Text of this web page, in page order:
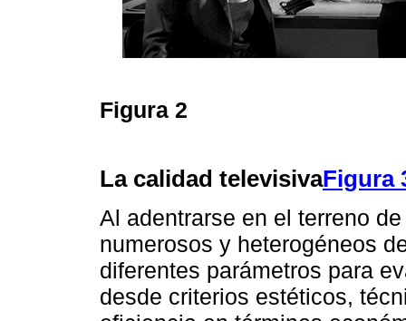
Figura 2
La calidad televisivaFigura
Al adentrarse en el terreno
numerosos y heterogéneos
diferentes parámetros para
desde criterios estéticos,